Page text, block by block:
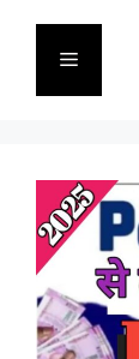
content
Menu